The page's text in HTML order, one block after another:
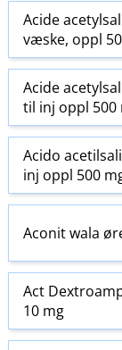
Acide
væske, oppl
Acide
til inj oppl 500
Acido
inj oppl 500
Aconit wala
Act
10 mg